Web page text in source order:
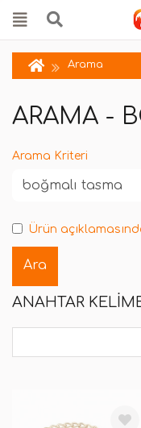
Arama
ARAMA -
Arama Kriteri
Ürün
ANAHTAR